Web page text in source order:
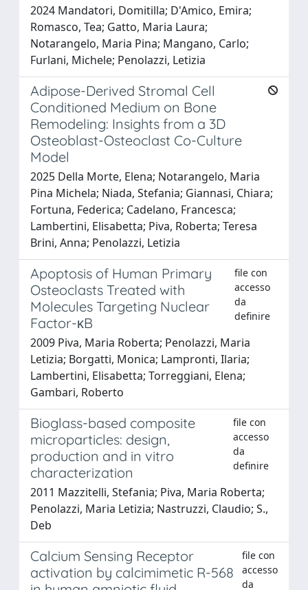
2024 Mandatori, Domitilla; D'Amico, Emira;
Romasco, Tea; Gatto, Maria Laura;
Notarangelo, Maria Pina; Mangano, Carlo;
Furlani, Michele; Penolazzi, Letizia
Adipose-Derived Stromal Cell
Conditioned Medium on Bone
Remodeling: Insights from a 3D
Osteoblast-Osteoclast Co-Culture
Model
2025 Della Morte, Elena; Notarangelo, Maria
Pina Michela; Niada, Stefania; Giannasi, Chiara;
Fortuna, Federica; Cadelano, Francesca;
Lambertini, Elisabetta; Piva, Roberta; Teresa
Brini, Anna; Penolazzi, Letizia
Apoptosis of Human Primary
Osteoclasts Treated with
Molecules Targeting Nuclear
Factor-κB
file con
accesso
da
definire
2009 Piva, Maria Roberta; Penolazzi, Maria
Letizia; Borgatti, Monica; Lampronti, Ilaria;
Lambertini, Elisabetta; Torreggiani, Elena;
Gambari, Roberto
Bioglass-based composite
microparticles: design,
production and in vitro
characterization
file con
accesso
da
definire
2011 Mazzitelli, Stefania; Piva, Maria Roberta;
Penolazzi, Maria Letizia; Nastruzzi, Claudio; S.,
Deb
Calcium Sensing Receptor
activation by calcimimetic R-568
file con
accesso
da